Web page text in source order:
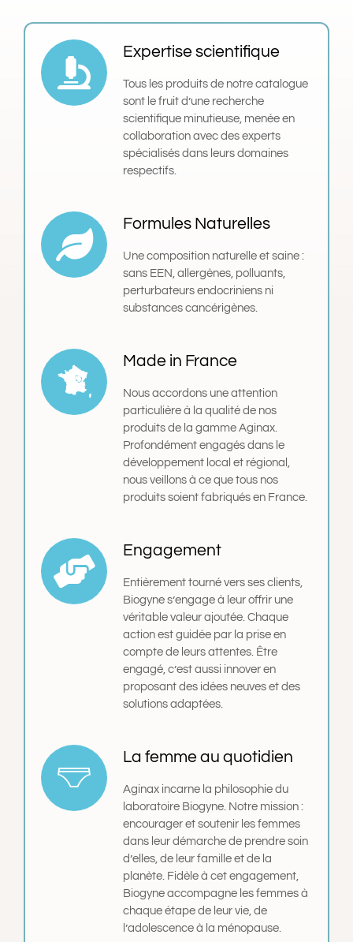
Expertise scientifique
Tous les produits de notre catalogue
sont le fruit d’une recherche
scientifique minutieuse, menée en
collaboration avec des experts
spécialisés dans leurs domaines
respectifs.
Formules Naturelles
Une composition naturelle et saine :
sans EEN, allergènes, polluants,
perturbateurs endocriniens ni
substances cancérigènes.
Made in France
Nous accordons une attention
particulière à la qualité de nos
produits de la gamme Aginax.
Profondément engagés dans le
développement local et régional,
nous veillons à ce que tous nos
produits soient fabriqués en France.
Engagement
Entièrement tourné vers ses clients,
Biogyne s’engage à leur offrir une
véritable valeur ajoutée. Chaque
action est guidée par la prise en
compte de leurs attentes. Être
engagé, c’est aussi innover en
proposant des idées neuves et des
solutions adaptées.
La femme au quotidien
Aginax incarne la philosophie du
laboratoire Biogyne. Notre mission :
encourager et soutenir les femmes
dans leur démarche de prendre soin
d’elles, de leur famille et de la
planète. Fidèle à cet engagement,
Biogyne accompagne les femmes à
chaque étape de leur vie, de
l’adolescence à la ménopause.